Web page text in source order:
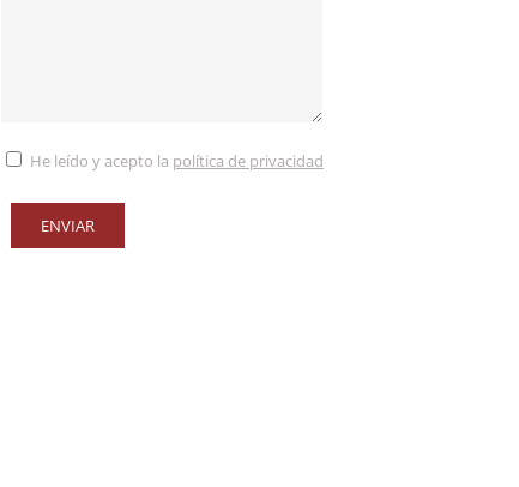
He leído y acepto la política de privacidad